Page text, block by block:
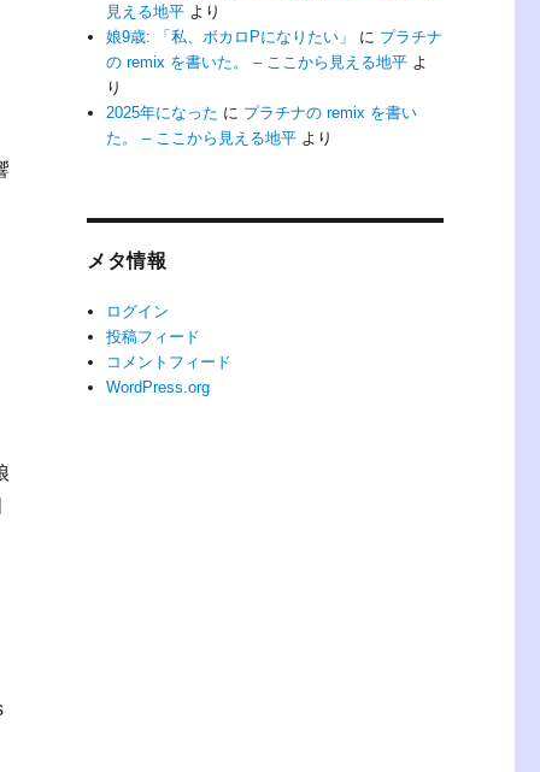
見える地平 より
娘9歳: 「私、ボカロPになりたい」
に プラチナ
の remix を書いた。 – ここから見える地平 よ
り
2025年になった に プラチナの remix を書い
た。 – ここから見える地平 より
メタ情報
ログイン
投稿フィード
コメントフィード
WordPress.org